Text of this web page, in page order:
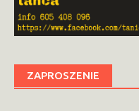
ZAPROSZENIE